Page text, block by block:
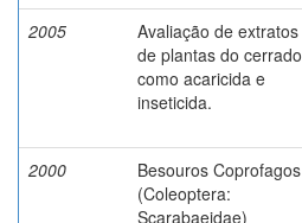
2005
Avaliação de extratos
de plantas do cerrado
como acaricida e
inseticida.
2000
Besouros Coprofagos
(Coleoptera:
Scarabaeidae)